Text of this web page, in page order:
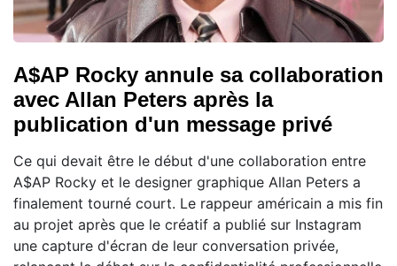
A$AP Rocky annule sa collaboration
avec Allan Peters après la
publication d'un message privé
Ce qui devait être le début d'une collaboration entre
A$AP Rocky et le designer graphique Allan Peters a
finalement tourné court. Le rappeur américain a mis fin
au projet après que le créatif a publié sur Instagram
une capture d'écran de leur conversation privée,